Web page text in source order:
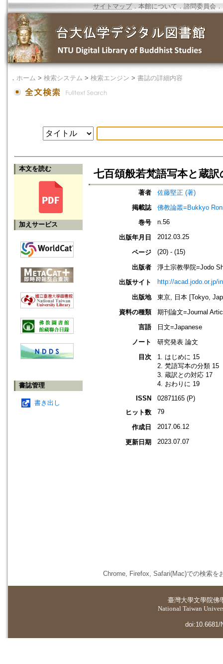
サイトマップ．本館について ． 諮問委員会 ．
． ホーム > 検索システム > 検索エンジン > 書誌の詳細内容
本文を読む
加えサービス
書誌管理
書き出し
七百頌般若梵語写本と蔵訳
著者
佐藤堅正 (著)
掲載誌
佛教論叢=Bukkyo
巻号
n.56
出版年月日 2012.03.25
ページ (20) - (15)
出版者
淨土宗教學院=Jodo
出版サイト
http://acad.jodo.or.jp/
出版地
東京, 日本 [Tokyo,
資料の種類
期刊論文=Journal
言語
日文=Japanese
ノート
研究発表 論文
目次
1. はじめに 15
2. 梵語写本の分類 15
3. 蔵訳との対応 17
4. おわりに 19
ISSN
02871165 (P)
ヒット数
79
作成日 2017.06.12
更新日期 2023.07.07
Chrome, Firefox, Safari(Mac)での検索を
臺灣大學文學院佛
National Taiwan
doi:10.6681/